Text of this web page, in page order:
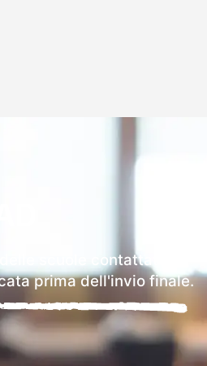
scuole contattate.
prima dell'invio finale.